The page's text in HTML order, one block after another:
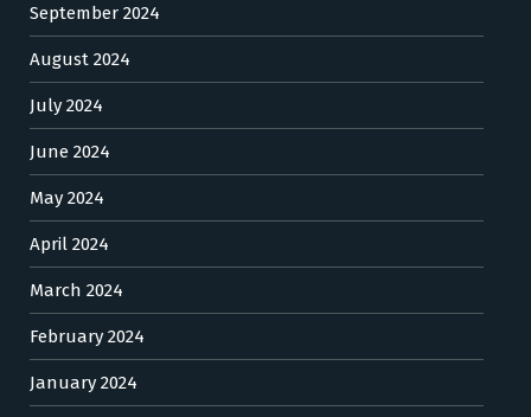
September 2024
August 2024
July 2024
June 2024
May 2024
April 2024
March 2024
February 2024
January 2024